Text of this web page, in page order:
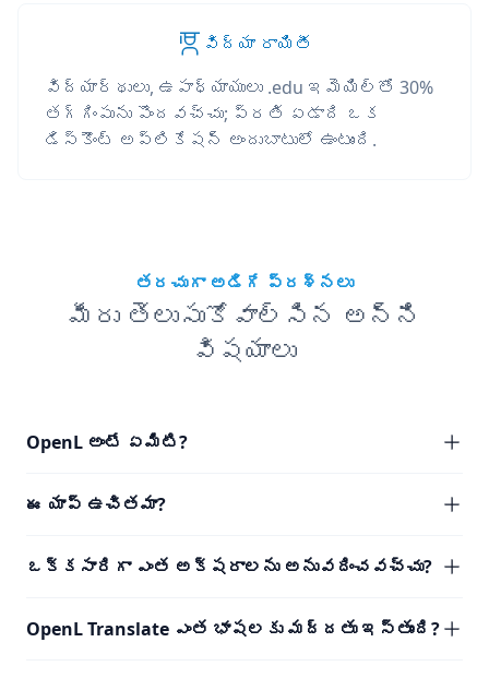
విద్యా రాయితీ
విద్యార్థులు, ఉపాధ్యాయులు .edu ఇమెయిల్‌తో 30%
తగ్గింపును పొందవచ్చు; ప్రతి ఏడాది ఒక
డిస్కౌంట్ అప్లికేషన్ అందుబాటులో ఉంటుంది.
తరచుగా అడిగే ప్రశ్నలు
మీరు తెలుసుకోవాల్సిన అన్ని
విషయాలు
OpenL అంటే ఏమిటి?
ఈ యాప్ ఉచితమా?
ఒక్కసారిగా ఎంత అక్షరాలను అనువదించవచ్చు?
OpenL Translate ఎంత భాషలకు మద్దతు ఇస్తుంది?